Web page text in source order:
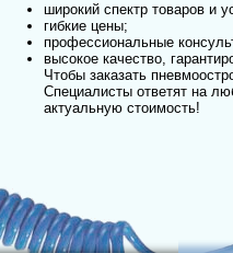
широкий спектр товаров и
гибкие цены;
профессиональные
высокое качество,
Чтобы заказать
Специалисты ответят на
актуальную стоимость!